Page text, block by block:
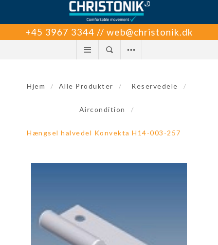
+45 3967 3344 // web@christonik.dk
Hjem / Alle Produkter / Reservedele /
Aircondition /
Hængsel halvedel Konvekta H14-003-257